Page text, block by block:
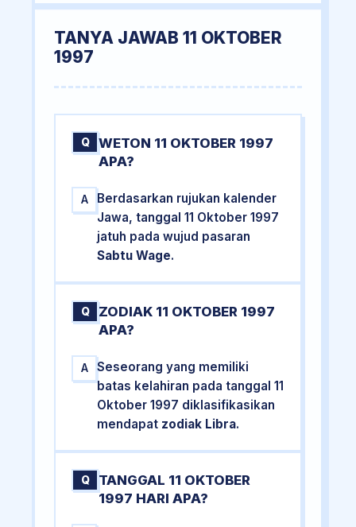
TANYA JAWAB 11 OKTOBER
1997
Q
WETON 11 OKTOBER 1997
APA?
A
Berdasarkan rujukan kalender
Jawa, tanggal 11 Oktober 1997
jatuh pada wujud pasaran
Sabtu Wage.
Q
ZODIAK 11 OKTOBER 1997
APA?
A
Seseorang yang memiliki
batas kelahiran pada tanggal 11
Oktober 1997 diklasifikasikan
mendapat zodiak Libra.
Q
TANGGAL 11 OKTOBER
1997 HARI APA?